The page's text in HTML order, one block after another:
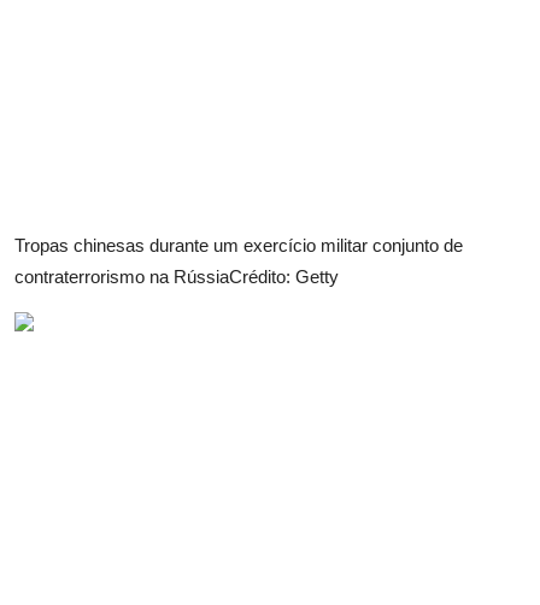
Tropas chinesas durante um exercício militar conjunto de
contraterrorismo na RússiaCrédito: Getty